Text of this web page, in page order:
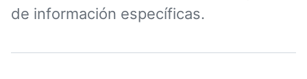
de información específicas.